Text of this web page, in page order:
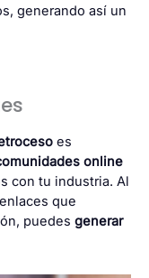
generando así un
es
online
con tu industria. Al
que
puedes generar